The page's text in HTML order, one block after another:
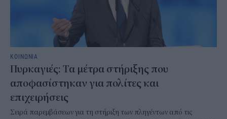
ΚΟΙΝΩΝΙΑ
Πυρκαγιές: Τα μέτρα στήριξης που
αποφασίστηκαν για πολίτες και
επιχειρήσεις
Σειρά παρεμβάσεων για τη στήριξη των πληγέντων από τις